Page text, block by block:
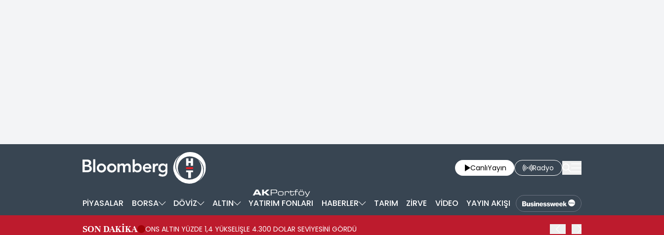
CanlıYayın Radyo
PİYASALAR BORSA DÖVİZ ALTIN YATIRIM FONLARI HABERLER TARIM ZİRVE VİDEO YAYIN AKIŞI
SON DAKİKA ONS ALTIN YÜZDE 1,4 YÜKSELİŞLE 4.300 DOLAR SEVİYESİNİ GÖRDÜ